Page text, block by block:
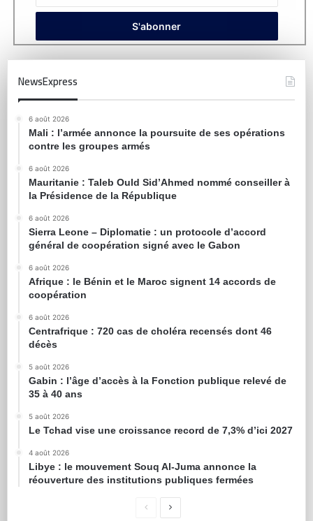
NewsExpress
6 août 2026
Mali : l’armée annonce la poursuite de ses opérations
contre les groupes armés
6 août 2026
Mauritanie : Taleb Ould Sid’Ahmed nommé conseiller à
la Présidence de la République
6 août 2026
Sierra Leone – Diplomatie : un protocole d’accord
général de coopération signé avec le Gabon
6 août 2026
Afrique : le Bénin et le Maroc signent 14 accords de
coopération
6 août 2026
Centrafrique : 720 cas de choléra recensés dont 46
décès
5 août 2026
Gabin : l’âge d’accès à la Fonction publique relevé de
35 à 40 ans
5 août 2026
Le Tchad vise une croissance record de 7,3% d’ici 2027
4 août 2026
Libye : le mouvement Souq Al-Juma annonce la
réouverture des institutions publiques fermées